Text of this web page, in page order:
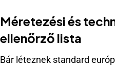
Méretezési és
ellenőrző lista
Bár léteznek standard